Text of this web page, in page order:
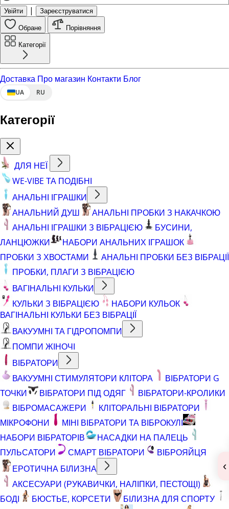
Увійти | Зареєструватися
Обране Порівняння
Категорії
Доставка Про магазин Контакти Блог
UA RU
Категорії
ДЛЯ НЕЇ
WE-VIBE ТА ПОДІБНІ
АНАЛЬНІ ІГРАШКИ
АНАЛЬНИЙ ДУШ
АНАЛЬНІ ПРОБКИ З НАКАЧКОЮ
АНАЛЬНІ ІГРАШКИ З ВІБРАЦІЄЮ
БУСИНИ,
ЛАНЦЮЖКИ
НАБОРИ АНАЛЬНИХ ІГРАШОК
ПРОБКИ З ХВОСТАМИ
АНАЛЬНІ ПРОБКИ БЕЗ ВІБРАЦІЇ
ПРОБКИ, ПЛАГИ З ВІБРАЦІЄЮ
ВАГІНАЛЬНІ КУЛЬКИ
КУЛЬКИ З ВІБРАЦІЄЮ
НАБОРИ КУЛЬОК
ВАГІНАЛЬНІ КУЛЬКИ БЕЗ ВІБРАЦІЇ
ВАКУУМНІ ТА ГІДРОПОМПИ
ПОМПИ ЖІНОЧІ
ВІБРАТОРИ
ВАКУУМНІ СТИМУЛЯТОРИ КЛІТОРА
ВІБРАТОРИ G
ТОЧКИ
ВІБРАТОРИ ПІД ОДЯГ
ВІБРАТОРИ-КРОЛИКИ
ВІБРОМАСАЖЕРИ
КЛІТОРАЛЬНІ ВІБРАТОРИ
МІКРОФОНИ
МІНІ ВІБРАТОРИ ТА ВІБРОКУЛІ
НАБОРИ ВІБРАТОРІВ
НАСАДКИ НА ПАЛЕЦЬ
ПУЛЬСАТОРИ
СМАРТ ВІБРАТОРИ
ВІБРОЯЙЦЯ
ЕРОТИЧНА БІЛИЗНА
АКСЕСУАРИ (РУКАВИЧКИ, НАЛІПКИ, ПЕСТОЩІ)
БОДІ
БЮСТЬЕ, КОРСЕТИ
БІЛИЗНА ДЛЯ СПОРТУ
‹